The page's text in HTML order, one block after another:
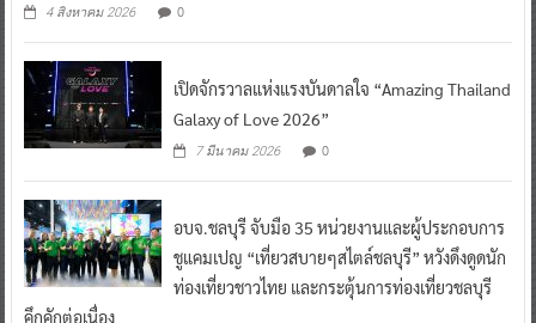
4 สิงหาคม 2026 0
เปิดจักรวาลแห่งแรงบันดาลใจ “Amazing Thailand
Galaxy of Love 2026”
7 มีนาคม 2026 0
อบจ.ชลบุรี จับมือ 35 หน่วยงานและผู้ประกอบการ
ชูแคมเปญ “เที่ยวสบายๆสไตล์ชลบุรี” หวังดึงดูดนัก
ท่องเที่ยวชาวไทย และกระตุ้นการท่องเที่ยวชลบุรี
คึกคักต่อเนื่อง